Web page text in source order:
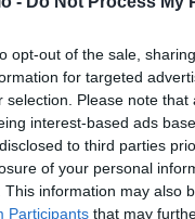
opt-out of the sale,
for targeted
selection. Please note
interest-based ads
to third parties
of your personal
This information may also
Participants that may
σε ένα βήμα
του 40% που πήγε
«σε αυτό τον
δυσπιστίας μαζί
σας έδερναν, σας
για να ρίξετε τον
«είναι εξαιρετικά